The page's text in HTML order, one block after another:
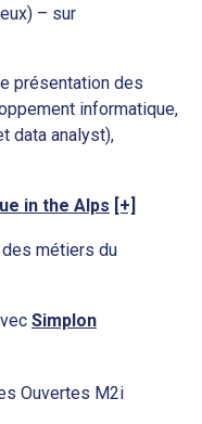
– sur
présentation des
informatique,
data analyst),
in the Alps [+]
métiers du
Simplon
Ouvertes M2i